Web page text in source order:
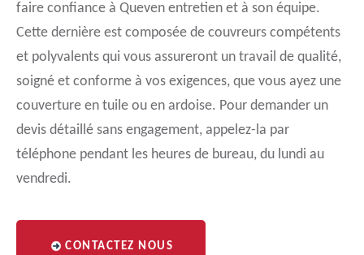
faire confiance à Queven entretien et à son équipe.
Cette dernière est composée de couvreurs compétents
et polyvalents qui vous assureront un travail de qualité,
soigné et conforme à vos exigences, que vous ayez une
couverture en tuile ou en ardoise. Pour demander un
devis détaillé sans engagement, appelez-la par
téléphone pendant les heures de bureau, du lundi au
vendredi.
CONTACTEZ NOUS